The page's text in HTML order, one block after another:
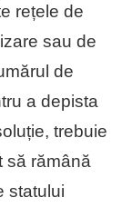
rețele de
sau de
de
a depista
trebuie
să rămână
statului